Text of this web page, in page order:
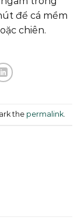
để cá mềm
chiên.
the permalink